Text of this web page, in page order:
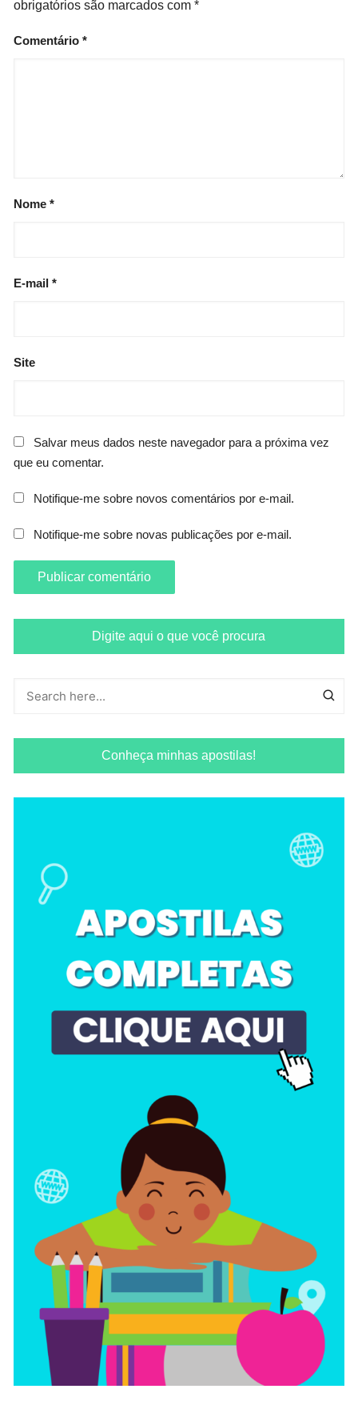
obrigatórios são marcados com*
Comentário*
Nome*
E-mail*
Site
Salvar meus dados neste navegador para a próxima vez
que eu comentar.
Notifique-me sobre novos comentários por e-mail.
Notifique-me sobre novas publicações por e-mail.
Digite aqui o que você procura
Conheça minhas apostilas!